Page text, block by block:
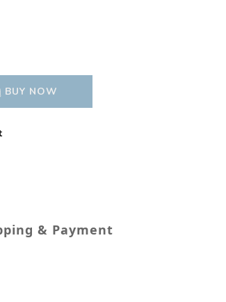
BUY NOW
& Payment